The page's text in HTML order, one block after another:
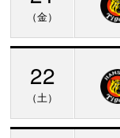
（金）
22
（土）